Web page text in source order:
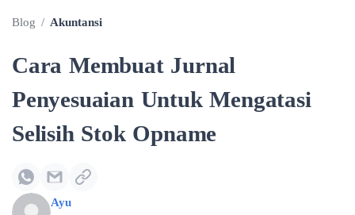
Blog / Akuntansi
Cara Membuat Jurnal
Penyesuaian Untuk Mengatasi
Selisih Stok Opname
Ayu